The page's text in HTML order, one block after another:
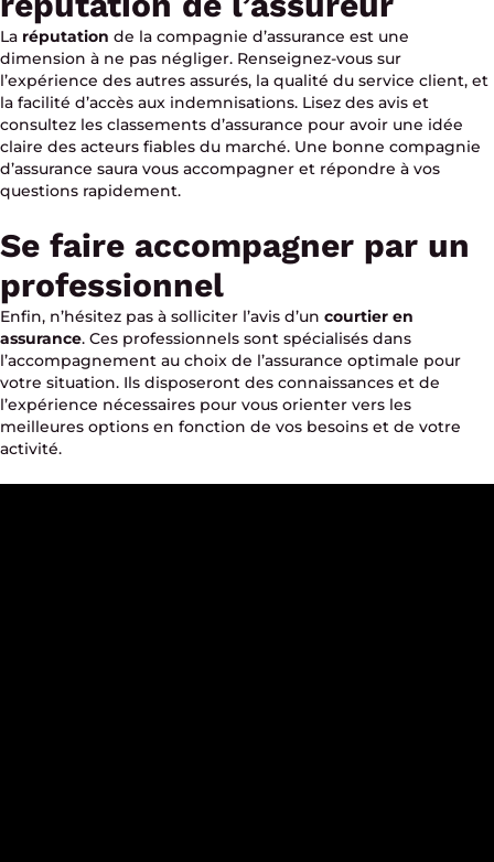
La réputation de la compagnie d’assurance est une
dimension à ne pas négliger. Renseignez-vous sur
l’expérience des autres assurés, la qualité du service client, et
la facilité d’accès aux indemnisations. Lisez des avis et
consultez les classements d’assurance pour avoir une idée
claire des acteurs fiables du marché. Une bonne compagnie
d’assurance saura vous accompagner et répondre à vos
questions rapidement.
Se faire accompagner par un
professionnel
Enfin, n’hésitez pas à solliciter l’avis d’un courtier en
assurance. Ces professionnels sont spécialisés dans
l’accompagnement au choix de l’assurance optimale pour
votre situation. Ils disposeront des connaissances et de
l’expérience nécessaires pour vous orienter vers les
meilleures options en fonction de vos besoins et de votre
activité.